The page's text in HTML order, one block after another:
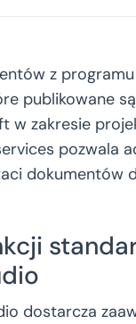
z
publikowane
w zakresie
pozwala
dokumentów
dostarcza